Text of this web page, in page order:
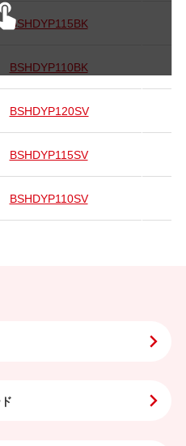
BSHDYP115BK
BSHDYP110BK
BSHDYP120SV
BSHDYP115SV
BSHDYP110SV